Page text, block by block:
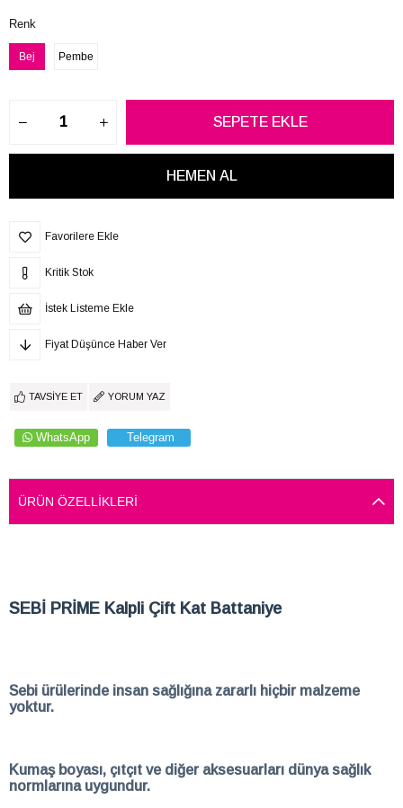
Renk
Bej Pembe
Favorilere Ekle
Kritik Stok
İstek Listeme Ekle
Fiyat Düşünce Haber Ver
TAVSIYE ET YORUM YAZ
WhatsApp Telegram
ÜRÜN ÖZELLIKLERI
SEBİ PRİME Kalpli Çift Kat Battaniye
Sebi ürülerinde insan sağlığına zararlı hiçbir malzeme
yoktur.
Kumaş boyası, çıtçıt ve diğer aksesuarları dünya sağlık
normlarına uygundur.